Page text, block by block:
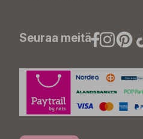
Seuraa meitä